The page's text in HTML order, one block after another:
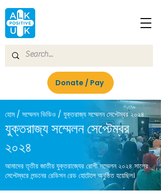
Donate / Pay
হোম / সম্মেলন ভিডিও / যুক্তরাজ্য সম্মেলন সেপ্টেম্বর ২০২৪
যুক্তরাজ্য সম্মেলন সেপ্টেম্বর
২০২৪
আমাদের তৃতীয় জাতীয় যুক্তরাজ্যের রোগী সম্মেলন ২০২৪ সালের
সেপ্টেম্বরে লন্ডনের রেডিসন রেড হোটেলে অনুষ্ঠিত হয়েছিল।